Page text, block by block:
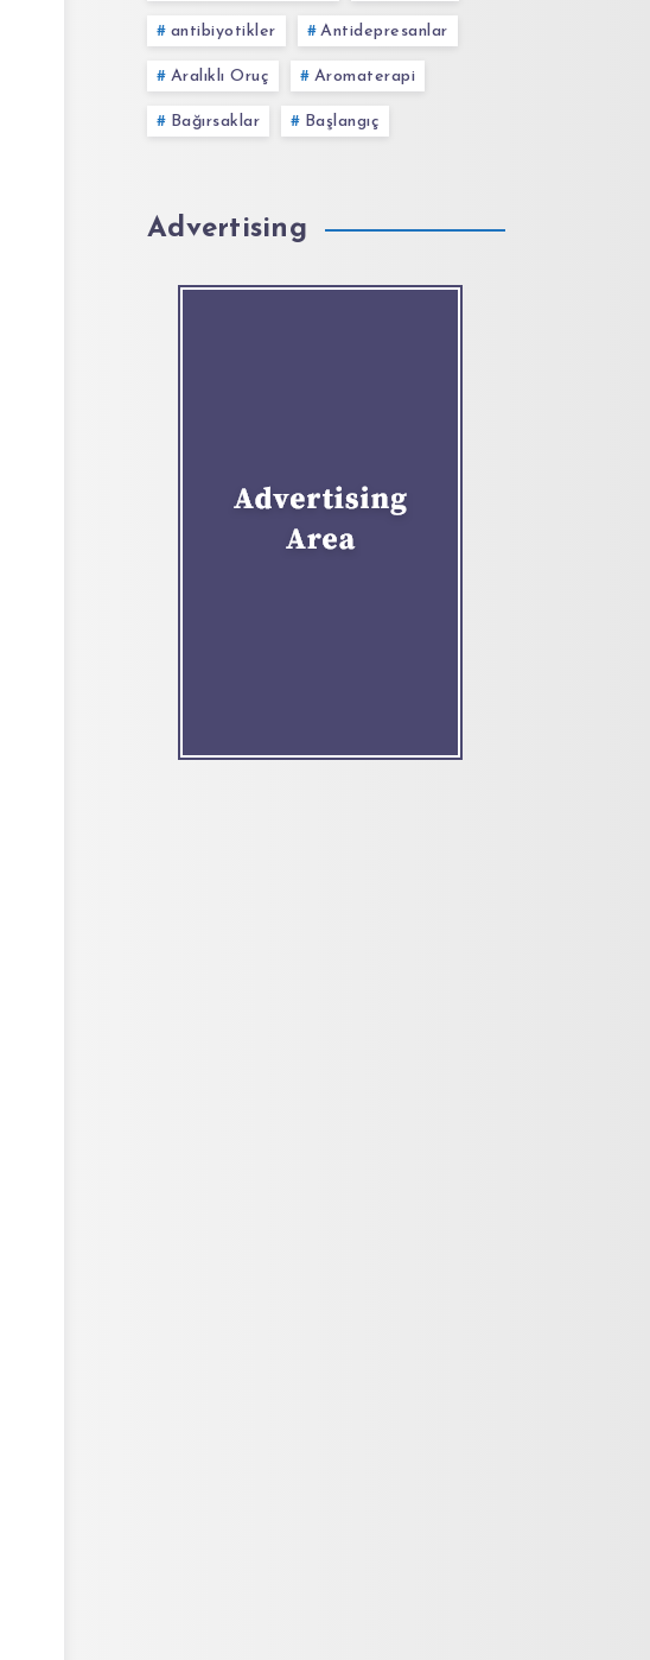
antibiyotikler Antidepresanlar
Aralıklı Oruç Aromaterapi
Bağırsaklar Başlangıç
Advertising